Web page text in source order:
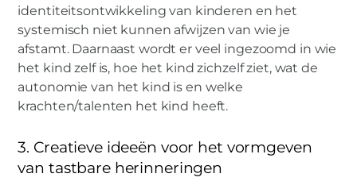
identiteitsontwikkeling van kinderen en het
systemisch niet kunnen afwijzen van wie je
afstamt. Daarnaast wordt er veel ingezoomd in wie
het kind zelf is, hoe het kind zichzelf ziet, wat de
autonomie van het kind is en welke
krachten/talenten het kind heeft.
3. Creatieve ideeën voor het vormgeven
van tastbare herinneringen